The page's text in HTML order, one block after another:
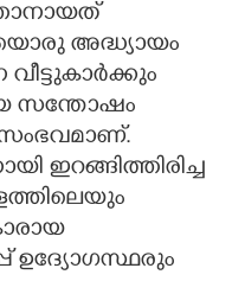
അദ്ധ്യായം
സന്തോഷം
ഇറങ്ങിത്തിരിച്ച
ഉദ്യോഗസ്ഥരും